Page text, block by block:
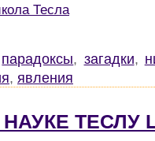
Тесла
парадоксы, загадки,
, явления
ТЕСЛУ